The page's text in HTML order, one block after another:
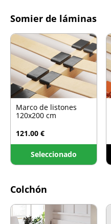
Somier de láminas
Marco de listones
120x200 cm
121.00 €
Seleccionado
Colchón